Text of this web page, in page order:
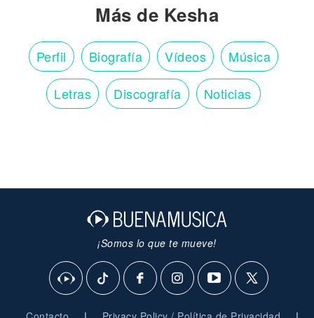
Más de Kesha
Perfil Biografía Vídeos Música
Letras Discografía Noticias
¡Somos lo que te mueve!